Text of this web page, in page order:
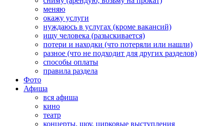
меняю
окажу услуги
нуждаюсь в услугах (кроме вакансий)
ищу человека (разыскивается)
потери и находки (что потеряли или нашли)
разное (что не подходит для других разделов)
способы оплаты
правила раздела
Фото
Афиша
вся афиша
кино
театр
концерты, шоу, цирковые выступления